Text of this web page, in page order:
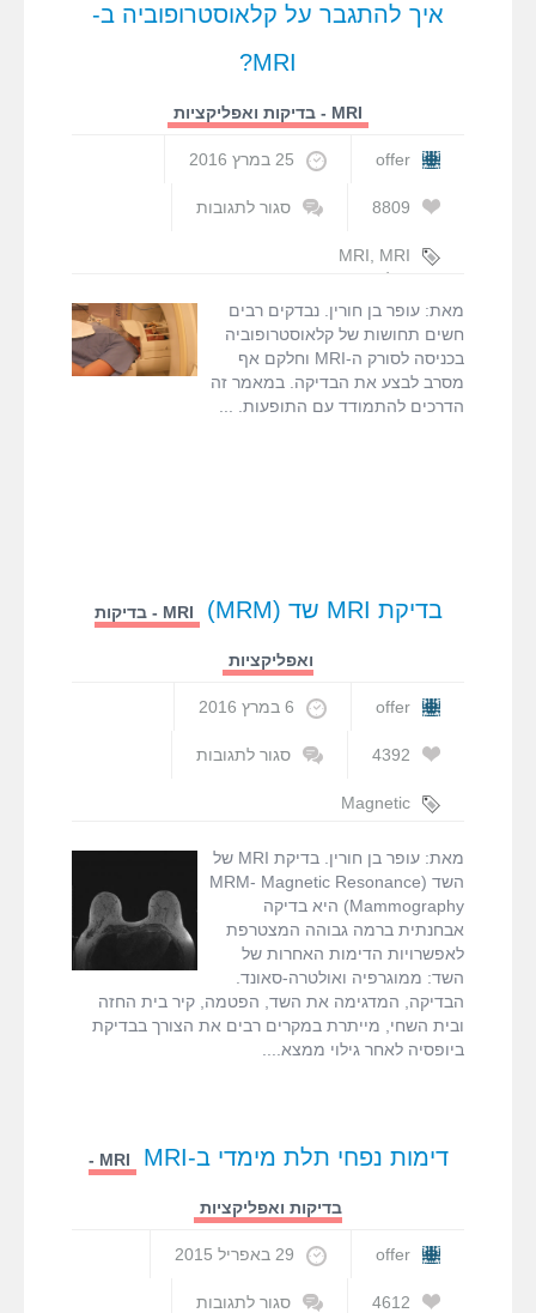
איך להתגבר על קלאוסטרופוביה ב-
MRI?
MRI - בדיקות ואפליקציות
offer 25 במרץ 2016
8809
סגור לתגובות
קלאוסטרופוביה
ב-
MRI
MRI
הפורטל
הישראלי ,עופר
בן חורין,פחד
ממקומות
סגורים,
קלאוסטרופוביה
מאת: עופר בן חורין. נבדקים רבים
חשים תחושות של קלאוסטרופוביה
בכניסה לסורק ה-MRI וחלקם אף
מסרב לבצע את הבדיקה. במאמר זה
הדרכים להתמודד עם התופעות.
בדיקת MRI שד (MRM) MRI - בדיקות
ואפליקציות
offer 6 במרץ 2016
4392
סגור לתגובות
(MRM)
Magnetic
Mammography,
MRI שד
MRM
מאת: עופר בן חורין. בדיקת MRI של
השד (MRM- Magnetic Resonance
Mammography) היא בדיקה
אבחנתית ברמה גבוהה המצטרפת
לאפשרויות הדימות האחרות של
השד: ממוגרפיה ואולטרה-סאונד.
הבדיקה, המדגימה את השד, הפטמה, קיר בית החזה
ובית השחי, מייתרת במקרים רבים את הצורך בבדיקת
ביופסיה לאחר גילוי ממצא.
דימות נפחי תלת מימדי ב-MRI MRI -
בדיקות ואפליקציות
offer 29 באפריל 2015
4612 סגור לתגובות